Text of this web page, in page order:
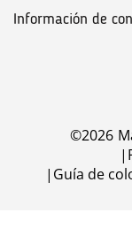
Información de
©2026
Guía de